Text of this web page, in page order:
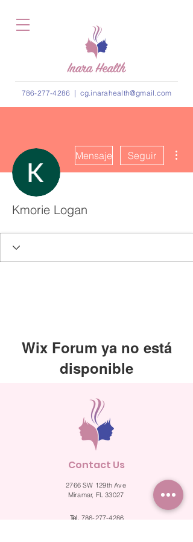
786-277-4286 | cg.inarahealth@gmail.com
Mensaje Seguir
Kmorie Logan
Wix Forum ya no está
disponible
Si necesitas una app de comunidad,
usa Wix Groups.
Contact Us
2766 SW 129th Ave
Miramar, FL 33027
Tel. 786-277-4286